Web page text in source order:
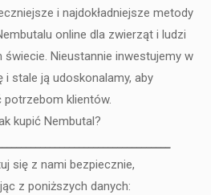
i najdokładniejsze metody
online dla zwierząt i ludzi
świecie. Nieustannie inwestujemy w
i stale ją udoskonalamy, aby
potrzebom klientów.
kupić Nembutal?
się z nami bezpiecznie,
z poniższych danych: